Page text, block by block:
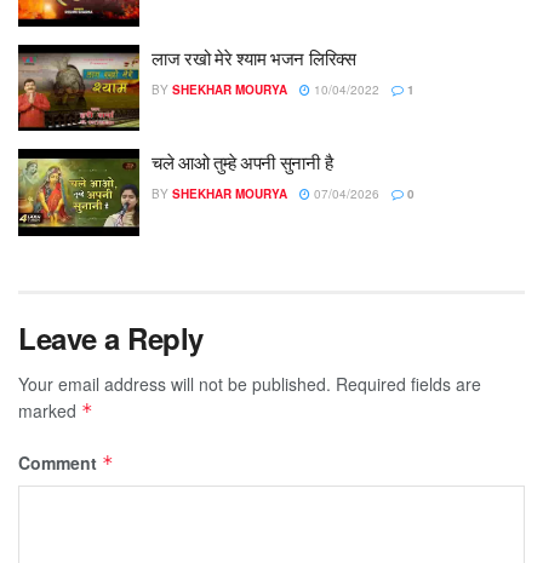
लाज रखो मेरे श्याम भजन लिरिक्स
BY SHEKHAR MOURYA 10/04/2022 1
चले आओ तुम्हे अपनी सुनानी है
BY SHEKHAR MOURYA 07/04/2026 0
Leave a Reply
Your email address will not be published. Required fields are
marked *
Comment *